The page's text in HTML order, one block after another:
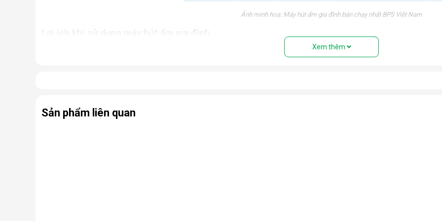
Ảnh minh hoạ: Máy hút ẩm gia đình bán chạy nhất BPS Việt Nam
Giữ cho nhà cửa luôn khô thoáng, tránh khỏi tình trạng trơn trượt trong những ngày nồm ẩm.
Ngăn chặn tình trạng nấm mốc, hạn chế sự phát triển của vi khuẩn trong môi trường độ ẩm cao. Bảo vệ sức
Xem thêm
Sản phẩm liên quan